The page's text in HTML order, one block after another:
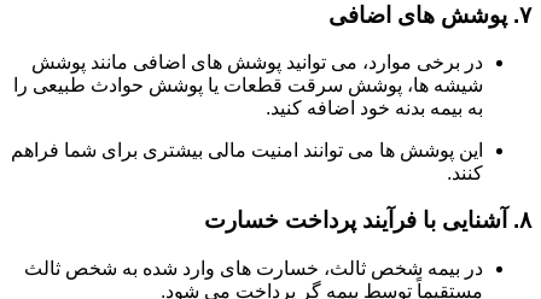
۷. پوشش های اضافی
در برخی موارد، می توانید پوشش های اضافی مانند پوشش
شیشه ها، پوشش سرقت قطعات یا پوشش حوادث طبیعی را
به بیمه بدنه خود اضافه کنید.
این پوشش ها می توانند امنیت مالی بیشتری برای شما فراهم
کنند.
۸. آشنایی با فرآیند پرداخت خسارت
در بیمه شخص ثالث، خسارت های وارد شده به شخص ثالث
مستقیماً توسط بیمه گر پرداخت می شود.